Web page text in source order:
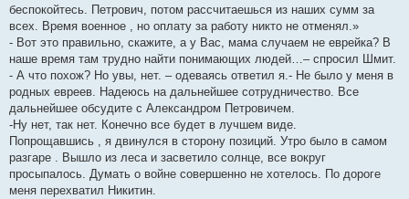
беспокойтесь. Петрович, потом рассчитаешься из наших сумм за
всех. Время военное , но оплату за работу никто не отменял.»
- Вот это правильно, скажите, а у Вас, мама случаем не еврейка? В
наше время там трудно найти понимающих людей…– спросил Шмит.
- А что похож? Но увы, нет. – одеваясь ответил я.- Не было у меня в
родных евреев. Надеюсь на дальнейшее сотрудничество. Все
дальнейшее обсудите с Александром Петровичем.
-Ну нет, так нет. Конечно все будет в лучшем виде.
Попрощавшись , я двинулся в сторону позиций. Утро было в самом
разгаре . Вышло из леса и засветило солнце, все вокруг
просыпалось. Думать о войне совершенно не хотелось. По дороге
меня перехватил Никитин.